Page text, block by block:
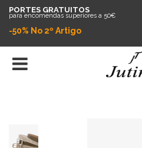
PORTES GRATUITOS
para encomendas superiores a 50€
-50% No 2º Artigo